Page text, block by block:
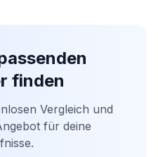
finden
Vergleich und
für deine